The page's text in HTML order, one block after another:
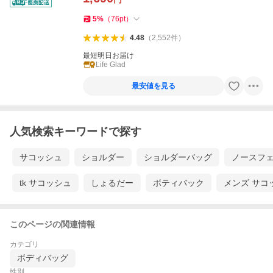
5% （76pt）
4.48（2,552件）
最短明日お届け
Life Glad
最安値を見る
人気検索キーワードで探す
サコッシュ ショルダー ショルダーバッグ ノースフ
tk サコッシュ しょるだー ボティバック メンズ サコ
このページの関連情報
カテゴリ
ボディバッグ